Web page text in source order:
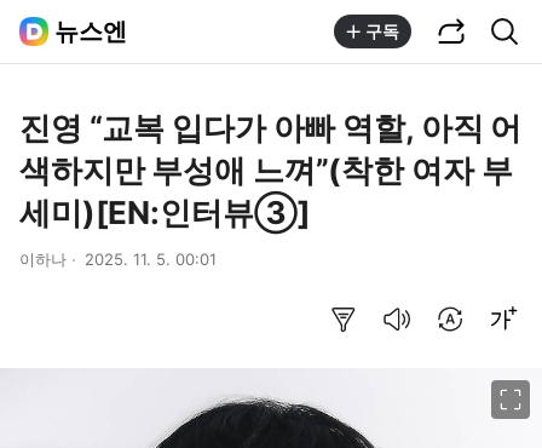
뉴스엔 구독
진영 “교복 입다가 아빠 역할, 아직 어
색하지만 부성애 느껴”(착한 여자 부
세미)[EN:인터뷰③]
이하나 2025. 11. 5. 00:01